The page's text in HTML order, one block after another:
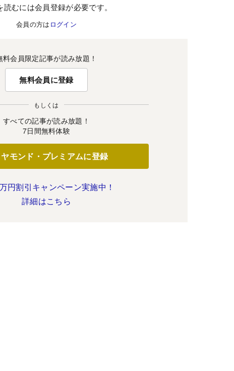
読むには会員登録が必要です。
会員の方は ログイン
料会員限定記事が読み放題！
無料会員に登録
もしくは
すべての記事が読み放題！
7日間無料体験
モンド・プレミアムに登録
円割引キャンペーン実施中！
詳細はこちら